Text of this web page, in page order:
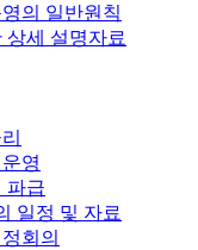
의 일반원칙
상세 설명자료
영
파급
일정 및 자료
회의